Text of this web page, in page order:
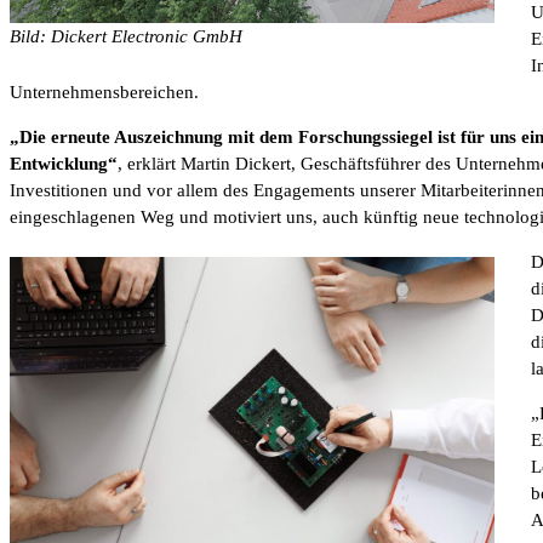
Bild: Dickert Electronic GmbH
Unternehmensbereichen.
„Die erneute Auszeichnung mit dem Forschungssiegel ist für uns
Entwicklung“, erklärt Martin Dickert, Geschäftsführer des
Investitionen und vor allem des Engagements unserer
eingeschlagenen Weg und motiviert uns, auch künftig neue